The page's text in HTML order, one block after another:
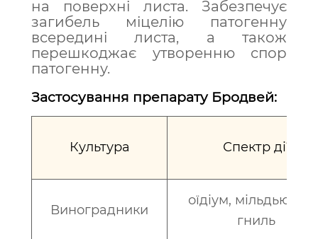
на поверхні листа. Забезпечує
загибель міцелію патогенну
всередині листа, а також
перешкоджає утворенню спор
патогенну.
Застосування препарату Бродвей:
Культура Спектр дії
Виноградники
оїдіум, мільдью,
гниль